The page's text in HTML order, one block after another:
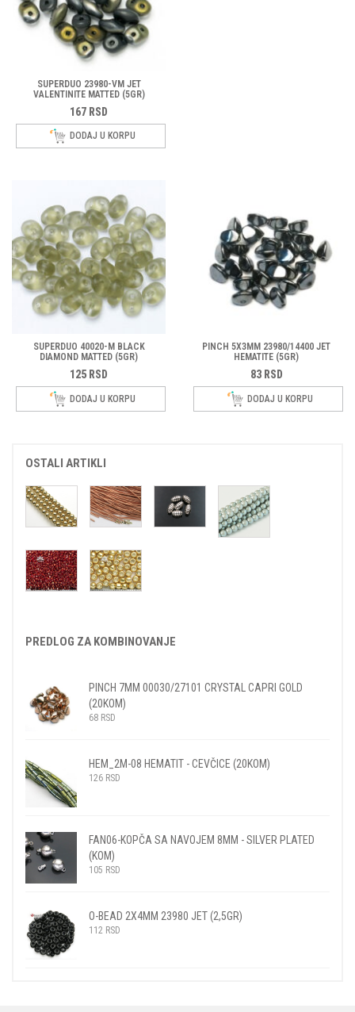
SUPERDUO 23980-VM JET
VALENTINITE MATTED (5GR)
167 RSD
DODAJ U KORPU
SUPERDUO 40020-M BLACK
DIAMOND MATTED (5GR)
125 RSD
DODAJ U KORPU
PINCH 5X3MM 23980/14400 JET
HEMATITE (5GR)
83 RSD
DODAJ U KORPU
OSTALI ARTIKLI
PREDLOG ZA KOMBINOVANJE
PINCH 7MM 00030/27101 CRYSTAL CAPRI GOLD
(20KOM)
68 RSD
HEM_2M-08 HEMATIT - CEVČICE (20KOM)
126 RSD
FAN06-KOPČA SA NAVOJEM 8MM - SILVER PLATED
(KOM)
105 RSD
O-BEAD 2X4MM 23980 JET (2,5GR)
112 RSD